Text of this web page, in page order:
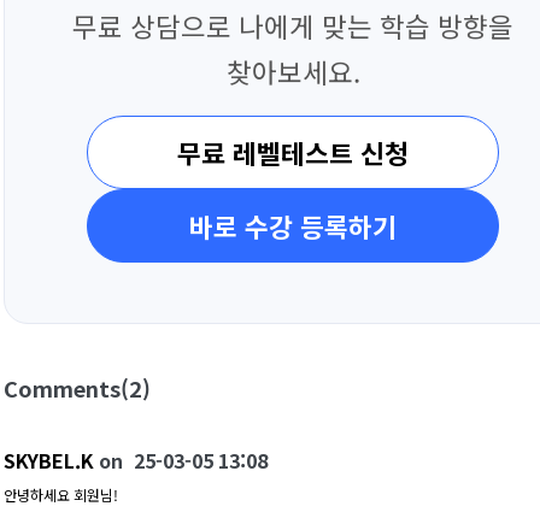
무료 상담으로 나에게 맞는 학습 방향을
찾아보세요.
무료 레벨테스트 신청
바로 수강 등록하기
Comments(2)
SKYBEL.K on 25-03-05 13:08
안녕하세요 회원님!